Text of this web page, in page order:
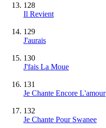
128
Il Revient
129
J'aurais
130
J'fais La Moue
131
Je Chante Encore L'amour
132
Je Chante Pour Swanee